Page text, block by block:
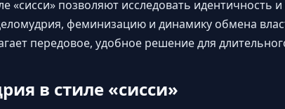
«сисси» позволяют исследовать идентичность
феминизацию и динамику обмена
передовое, удобное решение для
в стиле «сисси»